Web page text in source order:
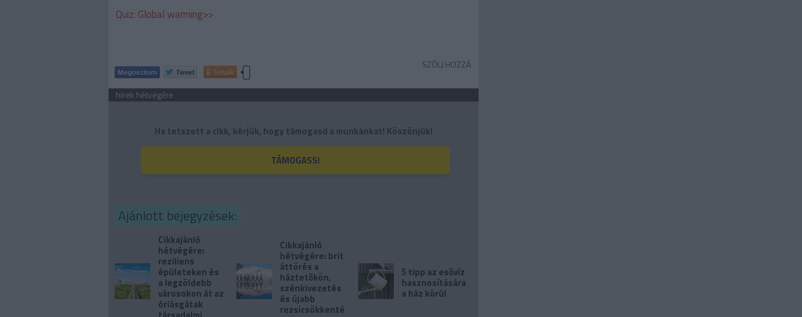
Quiz: Global warming>>
SZÓLJ HOZZÁ
Tetszik
hírek hétvégére
Ha tetszett a cikk, kérjük, hogy támogasd a munkánkat! Köszönjük!
TÁMOGASS!
Ajánlott bejegyzések:
Cikkajánló
hétvégére:
reziliens
épületeken és
a legzöldebb
városokon át az
óriásgátak
Cikkajánló
hétvégére: brit
áttörés a
háztetőkön,
szénkivezetés
és újabb
rezsicsökkentés
5 tipp az esővíz
hasznosítására
a ház körül